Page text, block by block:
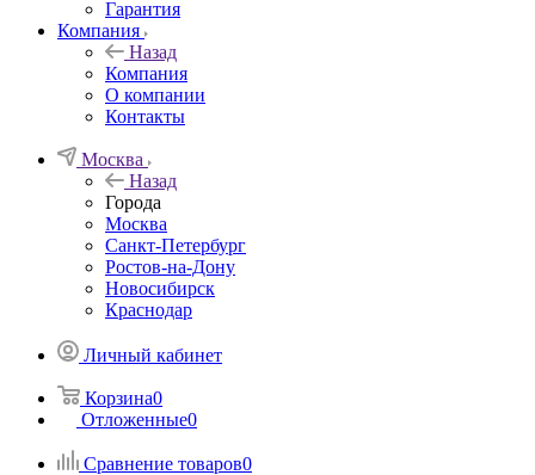
Гарантия
Компания
Назад
Компания
О компании
Контакты
Москва
Назад
Города
Москва
Санкт-Петербург
Ростов-на-Дону
Новосибирск
Краснодар
Личный кабинет
Корзина0
Отложенные0
Сравнение товаров0